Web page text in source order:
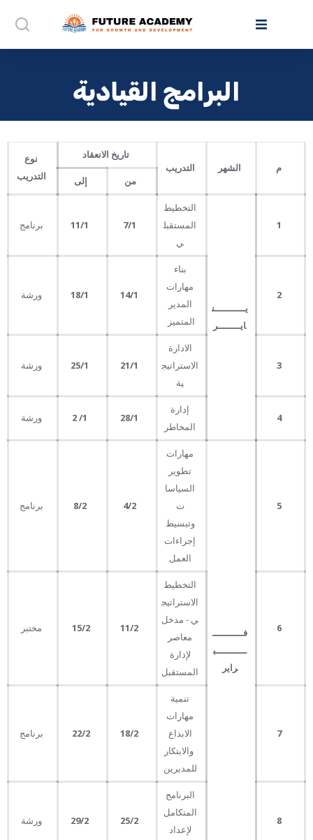
البرامج القيادية
م الشهر التدريب
تاريخ الانعقاد
نوع
التدريب
من إلى
1
يـــــــــــن
ايــــــــر
التخطيط
المستقبل
ي
/1
/1 برنامج
2
بناء
مهارات
المدير
المتميز
/1
/1 ورشة
3
الادارة
الاستراتيج
ية
/1
/1 ورشة
4
إدارة
المخاطر
/1
/ ورشة
5
فـــــــــــ
ـــــــــــب
راير
مهارات
تطوير
السياسا
ت
وتبسيط
إجراءات
العمل
4
/2
8
/2 برنامج
6
التخطيط
الاستراتيج
ي - مدخل
معاصر
لإدارة
المستقبل
/2
15/2 مختبر
7
تنمية
مهارات
الابداع
والابتكار
للمديرين
/2
22/2 برنامج
8
البرنامج
المتكامل
لإعداد
/2 ورشة